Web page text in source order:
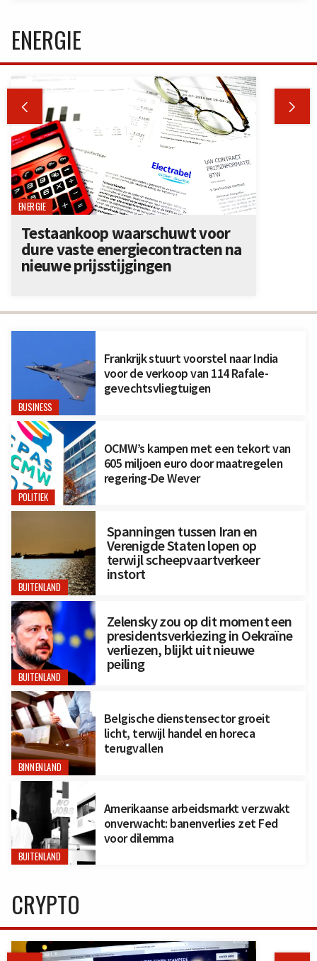
BUSINESS
Frankrijk stuurt voorstel naar India
voor de verkoop van 114 Rafale-
gevechtsvliegtuigen
POLITIEK
OCMW’s kampen met een tekort van
605 miljoen euro door maatregelen
regering-De Wever
BUITENLAND
Spanningen tussen Iran en
Verenigde Staten lopen op
terwijl scheepvaartverkeer
instort
BUITENLAND
Zelensky zou op dit moment een
presidentsverkiezing in Oekraïne
verliezen, blijkt uit nieuwe
peiling
BINNENLAND
Belgische dienstensector groeit
licht, terwijl handel en horeca
terugvallen
BUITENLAND
Amerikaanse arbeidsmarkt verzwakt
onverwacht: banenverlies zet Fed
voor dilemma
ENERGIE
 
ENERGIE
Testaankoop waarschuwt voor
dure vaste energiecontracten na
nieuwe prijsstijgingen
CRYPTO